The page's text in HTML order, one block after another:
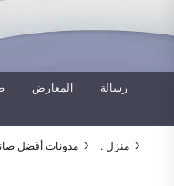
المعارض
رسالة
منزل . مدونات أفضل